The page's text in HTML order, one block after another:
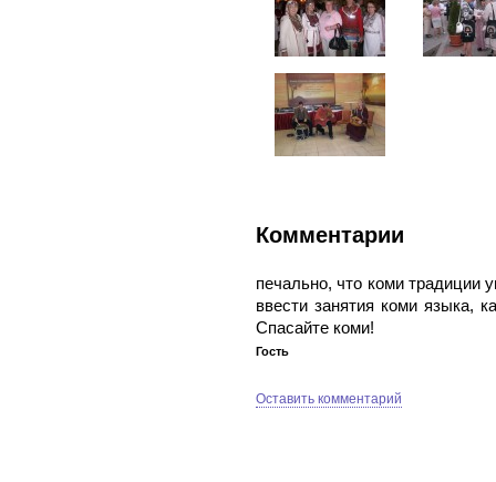
Комментарии
печально, что коми традиции
ввести занятия коми языка,
Спасайте коми!
Гость
Оставить комментарий